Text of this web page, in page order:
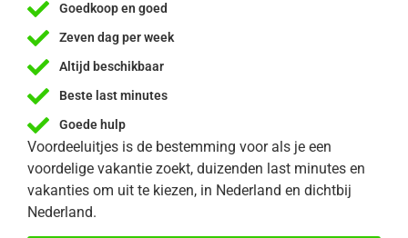
Goedkoop en goed
Zeven dag per week
Altijd beschikbaar
Beste last minutes
Goede hulp
Voordeeluitjes is de bestemming voor als je een
voordelige vakantie zoekt, duizenden last minutes en
vakanties om uit te kiezen, in Nederland en dichtbij
Nederland.